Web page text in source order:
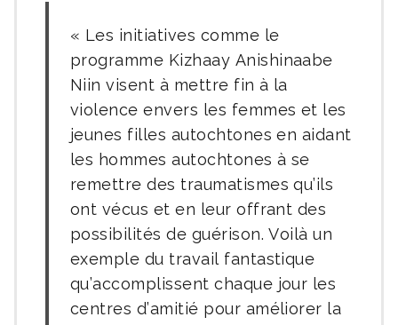
Les initiatives comme le
programme Kizhaay Anishinaabe
Niin visent à mettre fin à la
violence envers les femmes et les
jeunes filles autochtones en aidant
les hommes autochtones à se
remettre des traumatismes qu’ils
ont vécus et en leur offrant des
possibilités de guérison. Voilà un
exemple du travail fantastique
qu’accomplissent chaque jour les
centres d’amitié pour améliorer la